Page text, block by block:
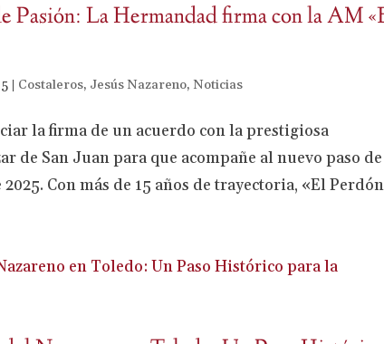
Pasión: La Hermandad firma con la AM
| Costaleros, Jesús Nazareno,Noticias
la firma de un acuerdo con la prestigiosa
de San Juan para que acompañe al nuevo paso de
Con más de 15 años de trayectoria, «El